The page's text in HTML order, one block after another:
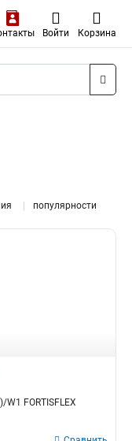
Войти Корзина
популярности
FORTISFLEX